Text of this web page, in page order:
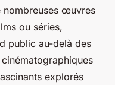
nombreuses œuvres
ou séries,
public au-delà des
explorés